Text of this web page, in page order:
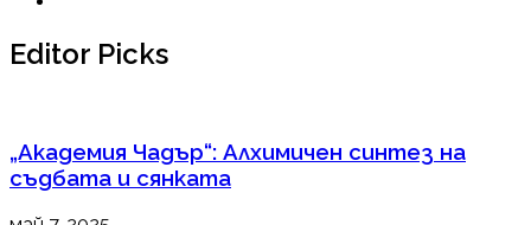
Editor Picks
„Академия Чадър“: Алхимичен синтез на
съдбата и сянката